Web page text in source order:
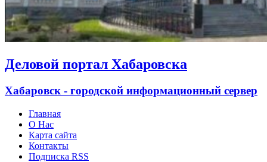
Деловой портал Хабаровска
Хабаровск - городской информационный сервер
Главная
О Нас
Карта сайта
Контакты
Подписка RSS